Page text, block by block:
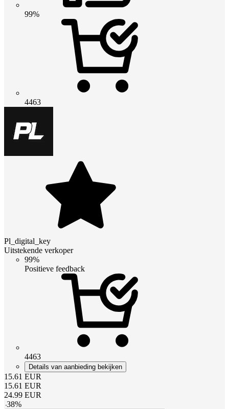
99%
4463
Pl_digital_key
Uitstekende verkoper
99%
Positieve feedback
4463
Details van aanbieding bekijken
15.61 EUR
15.61 EUR
24.99 EUR
-38%